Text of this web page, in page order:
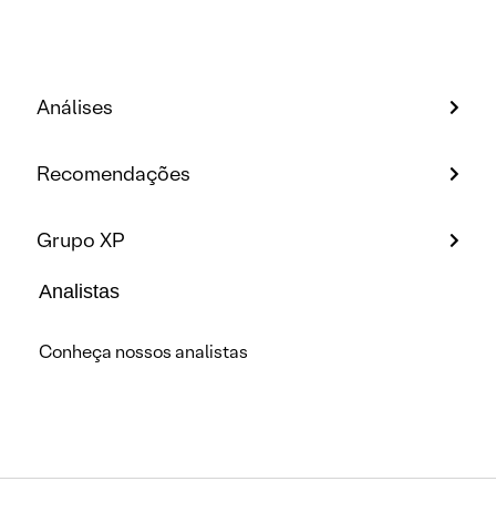
Análises
Recomendações
Grupo XP
Analistas
Conheça nossos analistas